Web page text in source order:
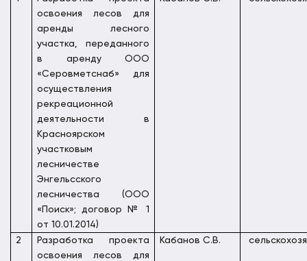
освоения лесов для
аренды лесного
участка, переданного
в аренду ООО
«Серовметснаб» для
осуществления
рекреационной
деятельности в
Красноярском
участковым
лесничестве
Энгельсского
лесничества (ООО
«Поиск»; договор № 1
от 10.01.2014)
2
Разработка проекта
освоения лесов для
Кабанов С.В.